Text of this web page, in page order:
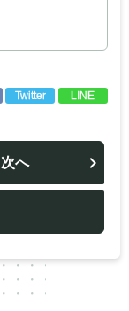
Twitter LINE
次へ